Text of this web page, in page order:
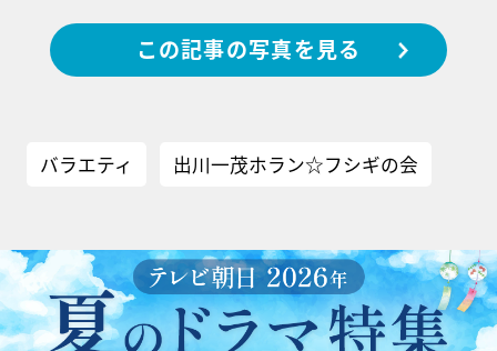
この記事の写真を見る
バラエティ 出川一茂ホラン☆フシギの会